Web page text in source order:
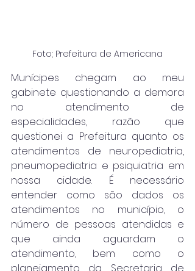
Foto; Prefeitura de Americana
Munícipes chegam ao meu
gabinete questionando a demora
no atendimento de
especialidades, razão que
questionei a Prefeitura quanto os
atendimentos de neuropediatria,
pneumopediatria e psiquiatria em
nossa cidade. É necessário
entender como são dados os
atendimentos no município, o
número de pessoas atendidas e
que ainda aguardam o
atendimento, bem como o
planejamento da Secretaria de